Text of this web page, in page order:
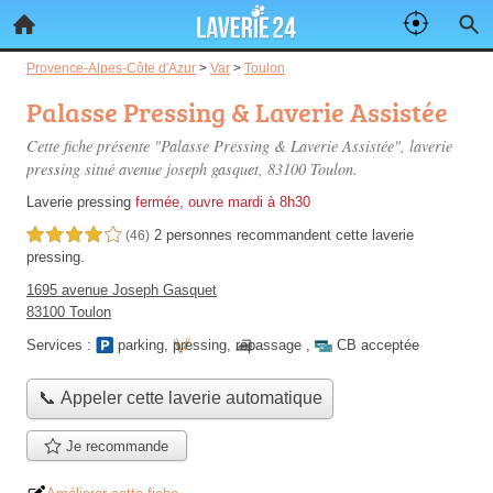
Provence-Alpes-Côte d'Azur > Var > Toulon
Palasse Pressing & Laverie Assistée
Cette fiche présente "Palasse Pressing & Laverie Assistée", laverie
pressing situé avenue joseph gasquet, 83100 Toulon.
Laverie pressing fermée, ouvre mardi à 8h30
4,0 étoiles sur 5 (46) 2 personnes recommandent cette laverie
pressing.
1695 avenue Joseph Gasquet
83100 Toulon
Services :
parking, pressing, repassage , CB acceptée
📞 Appeler cette laverie automatique
Je recommande